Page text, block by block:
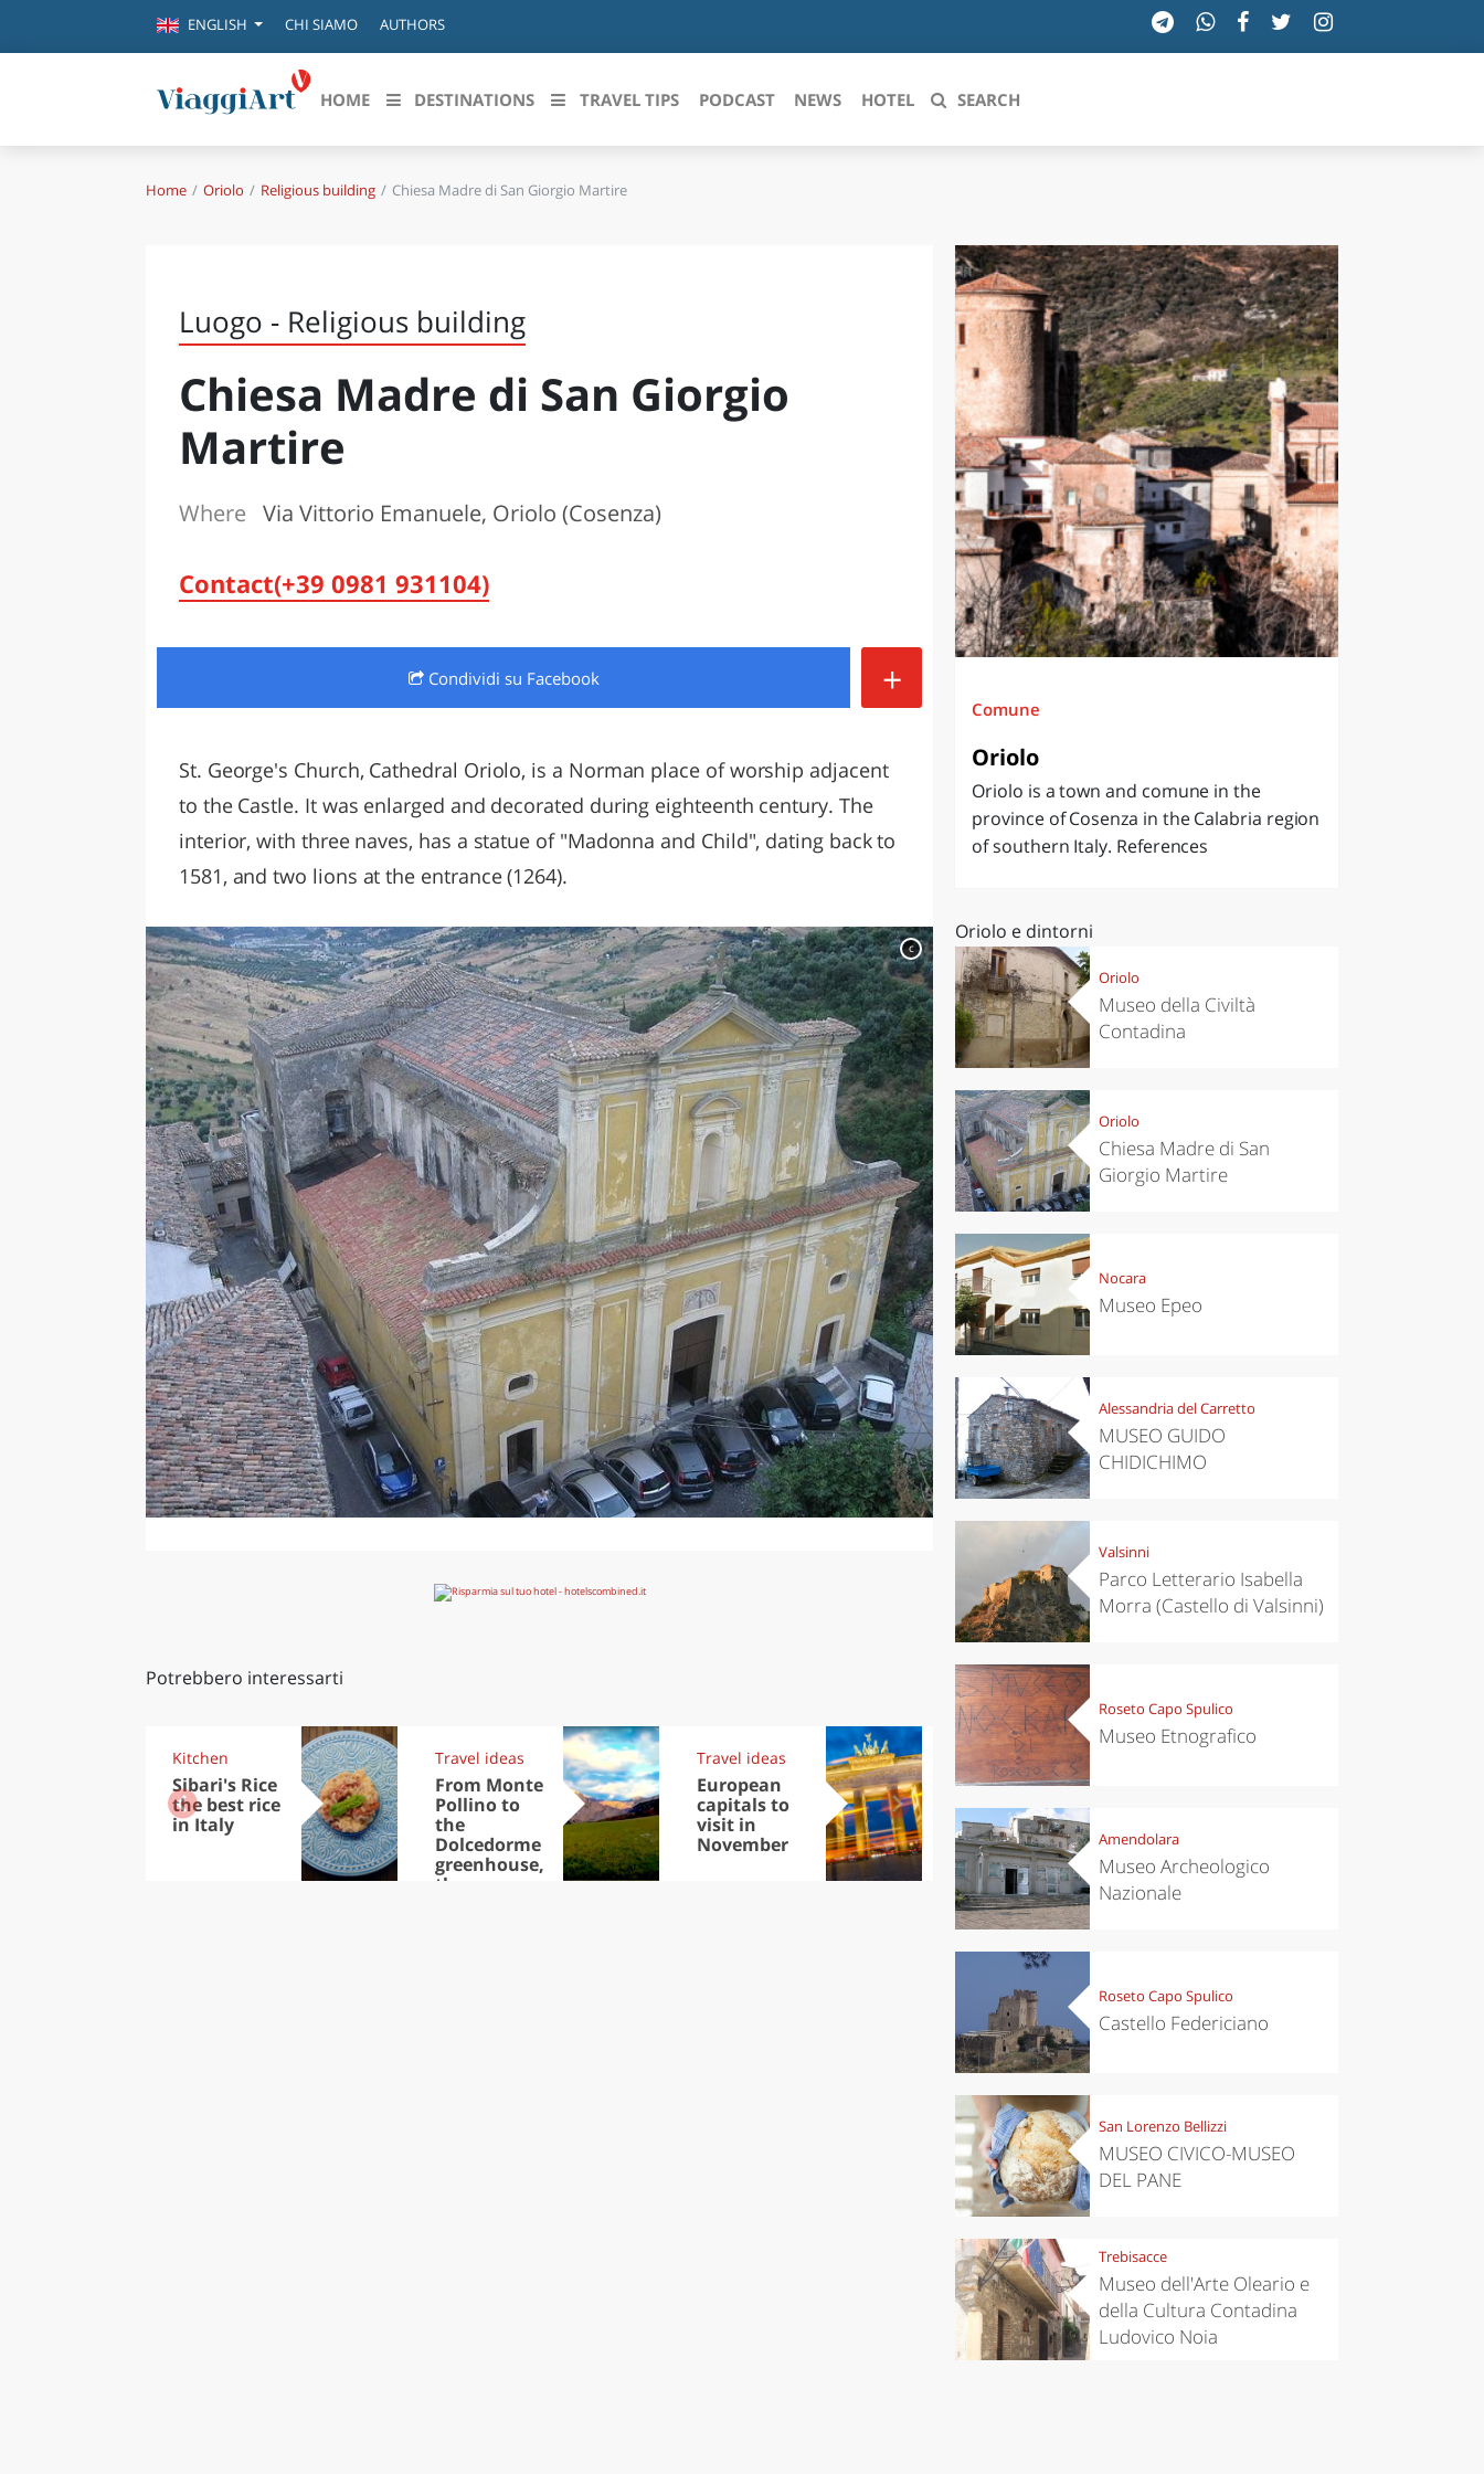
ENGLISH CHI SIAMO AUTHORS
HOME DESTINATIONS
Destinazioni in evidenza
FIRENZE
NAPOLI
BOLOGNA
LA SILA
IL SALENTO
Scopri le regioni italiane
CALABRIA
CAMPANIA
LAZIO
MOLISE
TOSCANA
TRENTINO-ALTO ADIGE
UMBRIA
VALLE D'AOSTA
VENETO
TRAVEL TIPS PODCAST NEWS HOTEL SEARCH
Home Oriolo Religious building Chiesa Madre di San Giorgio Martire
Luogo - Religious building
Chiesa Madre di San Giorgio
Martire
Where Via Vittorio Emanuele, Oriolo (Cosenza)
Contact(+39 0981 931104)
Condividi su Facebook +
St. George's Church, Cathedral Oriolo, is a Norman place of worship adjacent
to the Castle. It was enlarged and decorated during eighteenth century. The
interior, with three naves, has a statue of "Madonna and Child", dating back to
1581, and two lions at the entrance (1264).
c
Potrebbero interessarti
Kitchen
Sibari's Rice
the best rice
in Italy
Travel ideas
From Monte
Pollino to
the
Dolcedorme
greenhouse,
the
Travel ideas
European
capitals to
visit in
November
Experiences
Let’s take a
trip to
Scopello to
discover the
tonnara
cheeses and
Ciuìga
Comune
Oriolo
Oriolo is a town and comune in the
province of Cosenza in the Calabria region
of southern Italy. References
Oriolo e dintorni
Oriolo
Museo della Civiltà
Contadina
Oriolo
Chiesa Madre di San
Giorgio Martire
Nocara
Museo Epeo
Alessandria del Carretto
MUSEO GUIDO
CHIDICHIMO
Valsinni
Parco Letterario Isabella
Morra (Castello di Valsinni)
Roseto Capo Spulico
Museo Etnografico
Amendolara
Museo Archeologico
Nazionale
Roseto Capo Spulico
Castello Federiciano
San Lorenzo Bellizzi
MUSEO CIVICO-MUSEO
DEL PANE
Trebisacce
Museo dell'Arte Oleario e
della Cultura Contadina
Ludovico Noia